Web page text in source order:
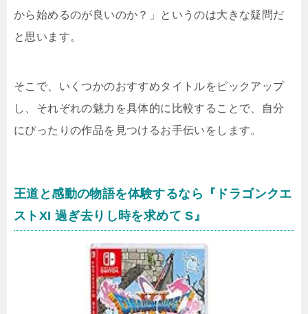
から始めるのが良いのか？」というのは大きな疑問だ
と思います。
そこで、いくつかのおすすめタイトルをピックアップ
し、それぞれの魅力を具体的に比較することで、自分
にぴったりの作品を見つけるお手伝いをします。
王道と感動の物語を体験するなら『ドラゴンクエ
ストXI 過ぎ去りし時を求めて S』